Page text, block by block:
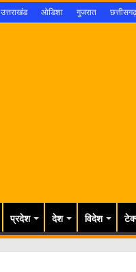
उत्तराखंड ओडिशा गुजरात छत्तीसगढ़
प्रदेश देश विदेश